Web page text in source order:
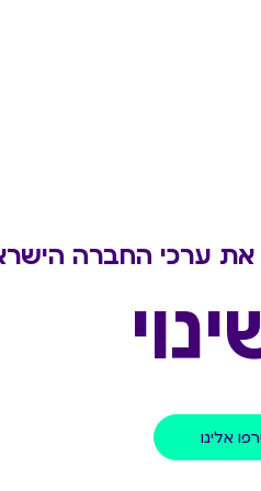
ערכי החברה
אלינו